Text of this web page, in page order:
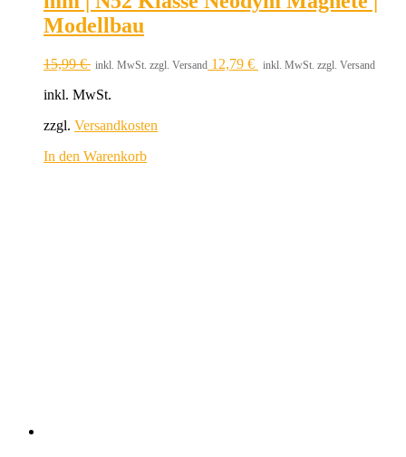
Modellbau
15,99€ inkl. MwSt. zzgl. Versand 12,79 € inkl. MwSt. zzgl. Versand
inkl. MwSt.
zzgl. Versandkosten
In den Warenkorb